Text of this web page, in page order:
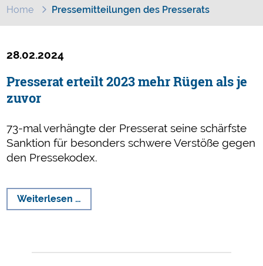
Home Pressemitteilungen des Presserats
28.02.2024
Presserat erteilt 2023 mehr Rügen als je
zuvor
73-mal verhängte der Presserat seine schärfste
Sanktion für besonders schwere Verstöße gegen
den Pressekodex.
Weiterlesen …
erteilt